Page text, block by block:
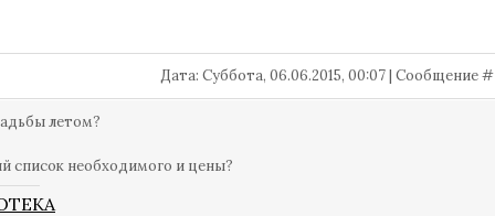
Дата: Суббота, 06.06.2015, 00:07 | Сообщение #
летом?
список необходимого и цены?